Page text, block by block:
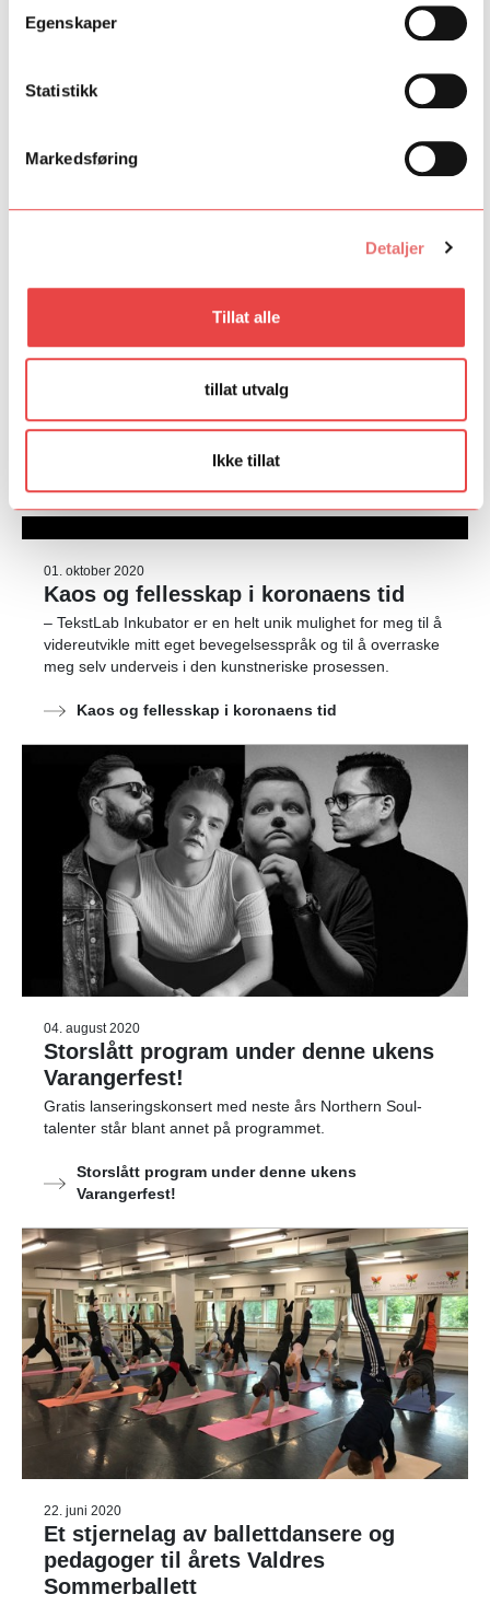
Egenskaper
Statistikk
Markedsføring
Detaljer
Tillat alle
tillat utvalg
Ikke tillat
podkast? Send mail til
01. oktober 2020
Kaos og fellesskap i koronaens tid
– TekstLab Inkubator er en helt unik mulighet for meg til å
videreutvikle mitt eget bevegelsesspråk og til å overraske
meg selv underveis i den kunstneriske prosessen.
Kaos og fellesskap i koronaens tid
04. august 2020
Storslått program under denne ukens
Varangerfest!
Gratis lanseringskonsert med neste års Northern Soul-
talenter står blant annet på programmet.
Storslått program under denne ukens
Varangerfest!
22. juni 2020
Et stjernelag av ballettdansere og
pedagoger til årets Valdres
Sommerballett